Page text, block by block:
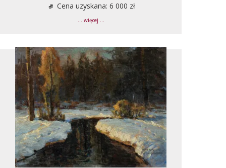
Cena uzyskana: 6 000 zł
... więcej ...